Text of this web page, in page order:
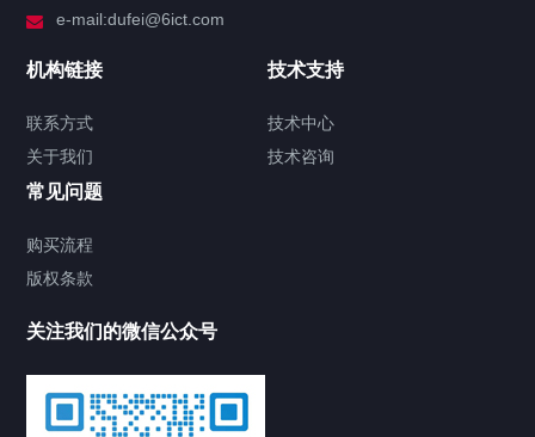
e-mail:dufei@6ict.com
机构链接
联系方式
关于我们
技术支持
技术中心
技术咨询
常见问题
购买流程
版权条款
关注我们的微信公众号